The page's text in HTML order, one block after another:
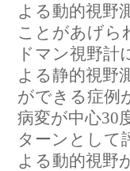
よる動的視野
ことがあげら
ドマン視野計
よる静的視野
ができる症例
病変が中心30
ターンとして
よる動的視野